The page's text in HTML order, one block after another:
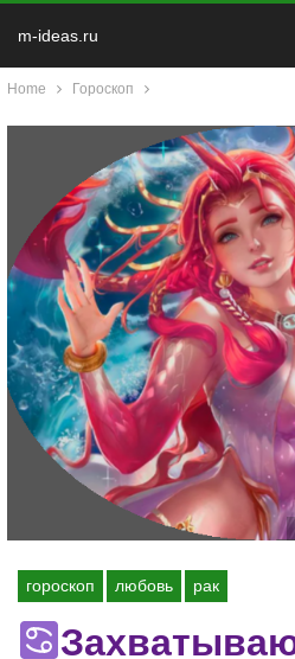
m-ideas.ru
Home Гороскоп
гороскоп любовь рак